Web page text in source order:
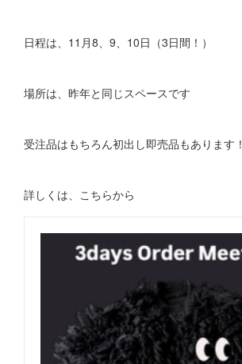
日程は、11月8、9、10日（3日間！）
場所は、昨年と同じスペースです
受注品はもちろん初出し即売品もあります！
詳しくは、こちらから